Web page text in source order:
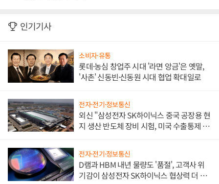
인기기사
소비자·유통
롯데·농심 창업주 시대 '라면 앙금'은 옛말,
'사촌' 신동빈·신동원 시대 협업 확대일로
전자·전기·정보통신
외신 "삼성전자 SK하이닉스 중국 공장용 현
지 생산 반도체 장비 시험, 미국 수출통제 대
전자·전기·정보통신
D램과 HBM 내년 물량도 '품절', 고객사 위
기감이 삼성전자 SK하이닉스 협상력 더 키